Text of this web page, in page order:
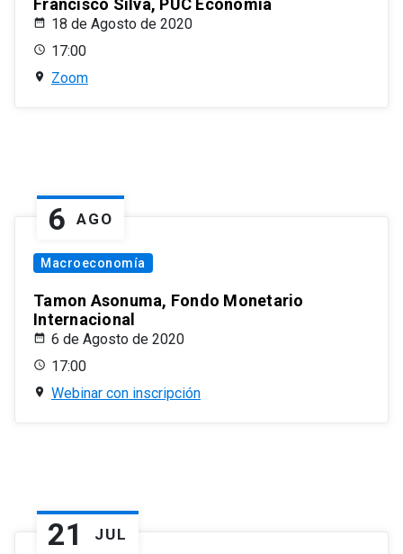
Francisco Silva, PUC Economía
18 de Agosto de 2020
17:00
Zoom
6 AGO
Macroeconomía
Tamon Asonuma, Fondo Monetario
Internacional
6 de Agosto de 2020
17:00
Webinar con inscripción
21 JUL